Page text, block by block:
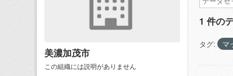
美濃加茂市
この組織には説明がありません
1 件の
タグ: マ